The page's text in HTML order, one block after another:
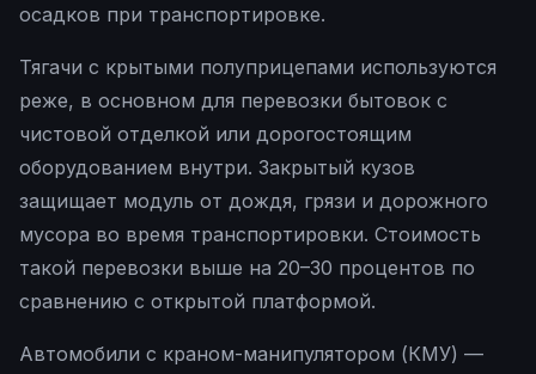
осадков при транспортировке.
Тягачи с крытыми полуприцепами используются
реже, в основном для перевозки бытовок с
чистовой отделкой или дорогостоящим
оборудованием внутри. Закрытый кузов
защищает модуль от дождя, грязи и дорожного
мусора во время транспортировки. Стоимость
такой перевозки выше на 20–30 процентов по
сравнению с открытой платформой.
Автомобили с краном-манипулятором (КМУ) —